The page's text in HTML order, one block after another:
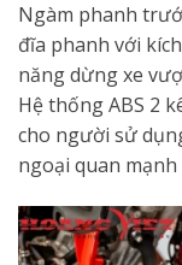
Ngàm phanh
đĩa phanh với
năng dừng xe
Hệ thống ABS 2
cho người sử
ngoại quan mạnh